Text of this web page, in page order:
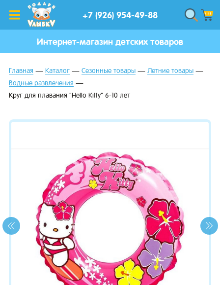
+7 (926) 954-49-88
Интернет-магазин детских товаров
Главная Каталог Сезонные товары
Летние товары
Водные развлечения
Круг для плавания "Hello Kitty" 6-10 лет